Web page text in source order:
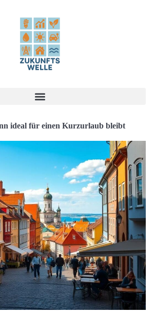
ideal für einen Kurzurlaub bleibt